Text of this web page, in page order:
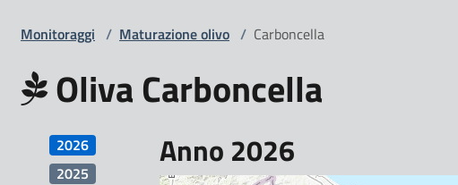
Monitoraggi / Maturazione olivo / Carboncella
Oliva Carboncella
2026
2025
Anno 2026